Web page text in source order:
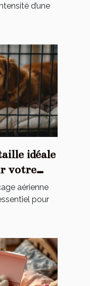
d’une
idéale
votre
aérienne
pour